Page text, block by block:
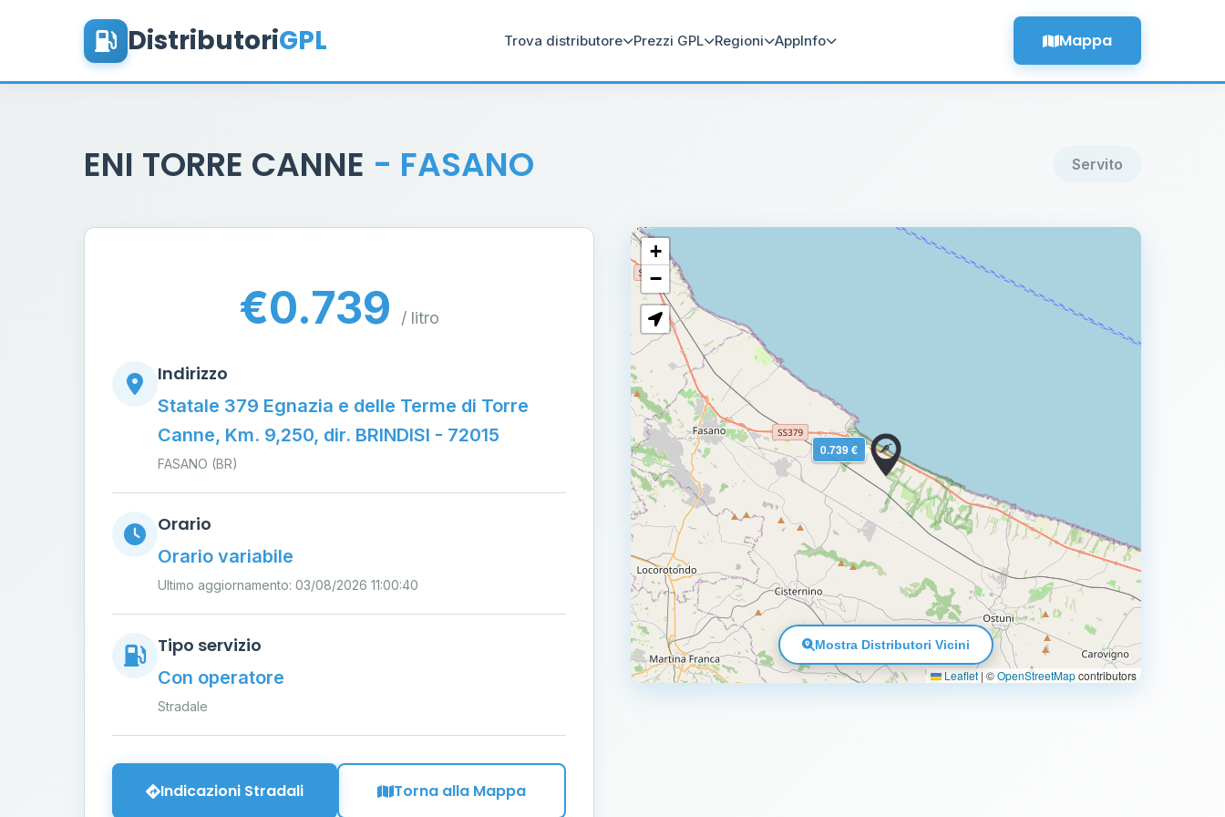
DistributoriGPL Trova distributore Prezzi GPL Regioni AppInfo Mappa
ENI TORRE CANNE - FASANO Servito
€0.739 / litro
Indirizzo
Statale 379 Egnazia e delle Terme di Torre
Canne, Km. 9,250, dir. BRINDISI - 72015
FASANO (BR)
Orario
Orario variabile
Ultimo aggiornamento: 03/08/2026 11:00:40
Tipo servizio
Con operatore
Stradale
Indicazioni Stradali Torna alla Mappa
0.739 €
+
−
Leaflet | ©OpenStreetMapcontributors
Mostra Distributori Vicini